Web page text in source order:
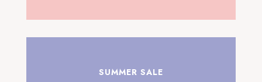
SUMMER SALE